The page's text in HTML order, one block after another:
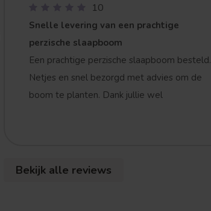
10
Snelle levering van een prachtige
perzische slaapboom
Een prachtige perzische slaapboom besteld.
Netjes en snel bezorgd met advies om de
boom te planten. Dank jullie wel
Bekijk alle reviews